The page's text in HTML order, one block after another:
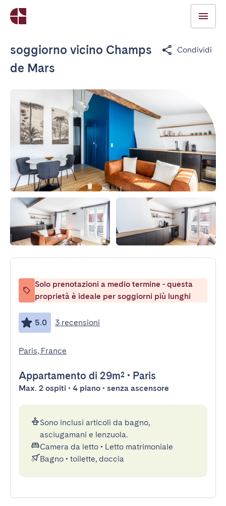
soggiorno vicino Champs
de Mars
Condividi
Solo prenotazioni a medio termine - questa
proprietà è ideale per soggiorni più lunghi
5.0 3 recensioni
Paris, France
Appartamento di 29m² • Paris
Max. 2 ospiti • 4 piano • senza ascensore
Sono inclusi articoli da bagno,
asciugamani e lenzuola.
Camera da letto • Letto matrimoniale
Bagno • toilette, doccia